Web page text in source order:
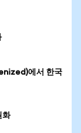
에서 한국
화